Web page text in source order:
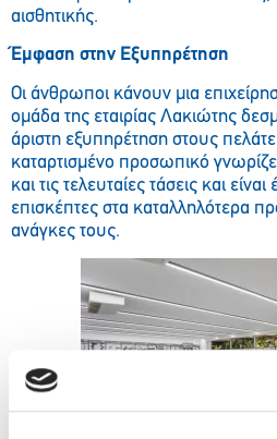
αισθητικής.
Έμφαση στην Εξυπηρέτηση
Οι άνθρωποι κάνουν μια
ομάδα της εταιρίας Λακιώτης
άριστη εξυπηρέτηση στους
καταρτισμένο προσωπικό
και τις τελευταίες τάσεις και
επισκέπτες στα καταλληλότερα
ανάγκες τους.